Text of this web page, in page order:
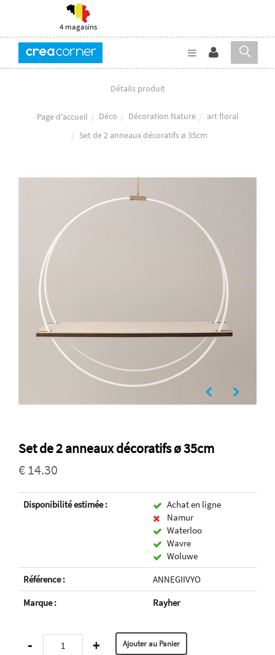
4 magasins
Détails produit
Page d'accueil Déco Décoration Nature
art floral
Set de 2 anneaux décoratifs ø 35cm
Set de 2 anneaux décoratifs ø 35cm
€ 14.30
Disponibilité estimée :
Achat en ligne
Namur
Waterloo
Wavre
Woluwe
Référence :
ANNEGIIVYO
Marque :
Rayher
- +